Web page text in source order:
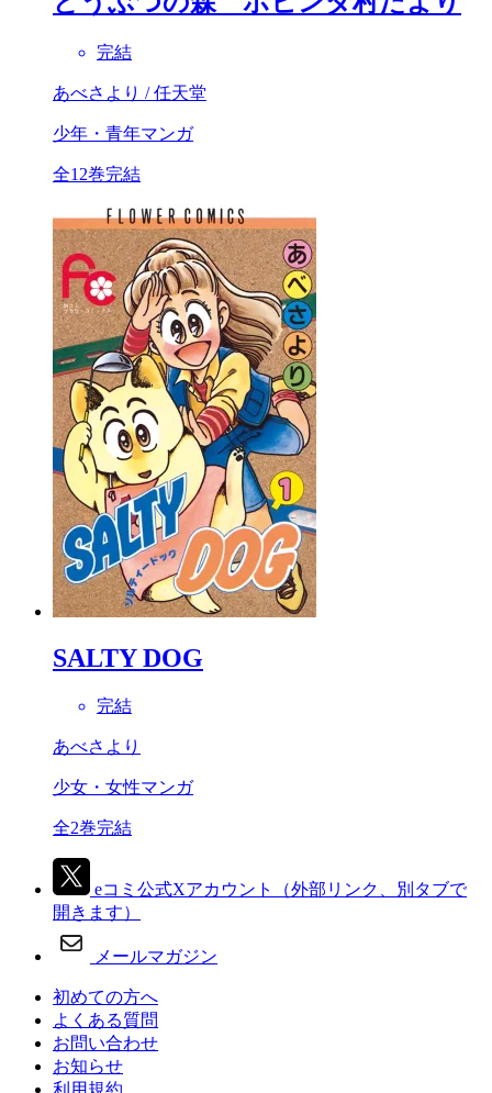
完結
あべさより / 任天堂
少年・青年マンガ
全12巻完結
SALTY DOG
完結
あべさより
少女・女性マンガ
全2巻完結
eコミ公式Xアカウント
（外部リンク、別タブで
開きます）
メールマガジン
初めての方へ
よくある質問
お問い合わせ
お知らせ
利用規約